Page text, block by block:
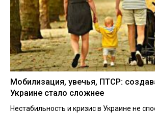
Мобилизация, увечья, ПТСР:
Украине стало сложнее
Нестабильность и кризис в Украине не